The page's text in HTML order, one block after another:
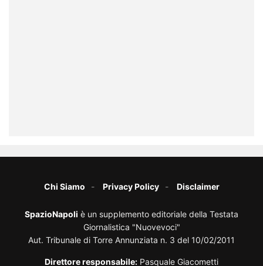
Chi Siamo Privacy Policy Disclaimer
SpazioNapoli è un supplemento editoriale della Testata
Giornalistica "Nuovevoci"
Aut. Tribunale di Torre Annunziata n. 3 del 10/02/2011
Direttore responsabile: Pasquale Giacometti